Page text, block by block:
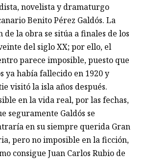
novelista y dramaturgo
Benito Pérez Galdós. La
de la obra se sitúa a finales de los
del siglo XX; por ello, el
parece imposible, puesto que
ya había fallecido en 1920 y
visitó la isla años después.
en la vida real, por las fechas,
seguramente Galdós se
en su siempre querida Gran
pero no imposible en la ficción,
consigue Juan Carlos Rubio de